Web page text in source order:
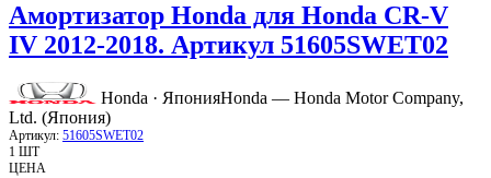
Амортизатор Honda для Honda CR-V
IV 2012-2018. Артикул 51605SWET02
Honda · ЯпонияHonda — Honda Motor Company,
Ltd. (Япония)
Артикул: 51605SWET02
1 ШТ
ЦЕНА